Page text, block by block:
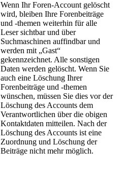
Wenn Ihr Foren-Account gelöscht
wird, bleiben Ihre Forenbeiträge
und -themen weiterhin für alle
Leser sichtbar und über
Suchmaschinen auffindbar und
werden mit „Gast“
gekennzeichnet. Alle sonstigen
Daten werden gelöscht. Wenn Sie
auch eine Löschung Ihrer
Forenbeiträge und -themen
wünschen, müssen Sie dies vor der
Löschung des Accounts dem
Verantwortlichen über die obigen
Kontaktdaten mitteilen. Nach der
Löschung des Accounts ist eine
Zuordnung und Löschung der
Beiträge nicht mehr möglich.